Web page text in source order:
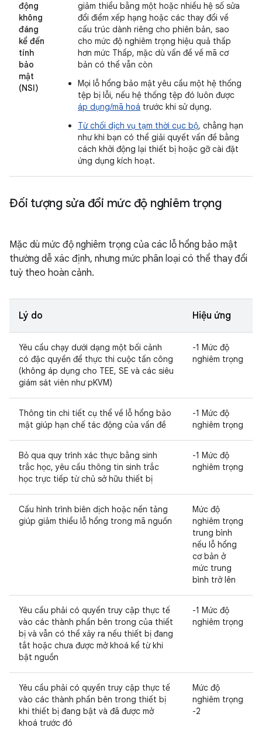
động
không
đáng
kể đến
tính
bảo
mật
(NSI)
giảm thiểu bằng một hoặc nhiều hệ số sửa
đổi điểm xếp hạng hoặc các thay đổi về
cấu trúc dành riêng cho phiên bản, sao
cho mức độ nghiêm trọng hiệu quả thấp
hơn mức Thấp, mặc dù vấn đề về mã cơ
bản có thể vẫn còn
Mọi lỗ hổng bảo mật yêu cầu một hệ thống
tệp bị lỗi, nếu hệ thống tệp đó luôn được
áp dụng/mã hoá trước khi sử dụng.
Từ chối dịch vụ tạm thời cục bộ, chẳng hạn
như khi bạn có thể giải quyết vấn đề bằng
cách khởi động lại thiết bị hoặc gỡ cài đặt
ứng dụng kích hoạt.
Đối tượng sửa đổi mức độ nghiêm trọng
Mặc dù mức độ nghiêm trọng của các lỗ hổng bảo mật
thường dễ xác định, nhưng mức phân loại có thể thay đổi
tuỳ theo hoàn cảnh.
Lý do Hiệu ứng
Yêu cầu chạy dưới dạng một bối cảnh
có đặc quyền để thực thi cuộc tấn công
(không áp dụng cho TEE, SE và các siêu
giám sát viên như pKVM)
-1 Mức độ
nghiêm trọng
Thông tin chi tiết cụ thể về lỗ hổng bảo
mật giúp hạn chế tác động của vấn đề
-1 Mức độ
nghiêm trọng
Bỏ qua quy trình xác thực bằng sinh
trắc học, yêu cầu thông tin sinh trắc
học trực tiếp từ chủ sở hữu thiết bị
-1 Mức độ
nghiêm trọng
Cấu hình trình biên dịch hoặc nền tảng
giúp giảm thiểu lỗ hổng trong mã nguồn
Mức độ
nghiêm trọng
trung bình
nếu lỗ hổng
cơ bản ở
mức trung
bình trở lên
Yêu cầu phải có quyền truy cập thực tế
vào các thành phần bên trong của thiết
bị và vẫn có thể xảy ra nếu thiết bị đang
tắt hoặc chưa được mở khoá kể từ khi
bật nguồn
-1 Mức độ
nghiêm trọng
Yêu cầu phải có quyền truy cập thực tế
vào các thành phần bên trong thiết bị
khi thiết bị đang bật và đã được mở
khoá trước đó
Mức độ
nghiêm trọng
-2